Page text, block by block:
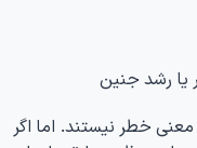
یا رشد جنین
خطر نیستند. اما اگر